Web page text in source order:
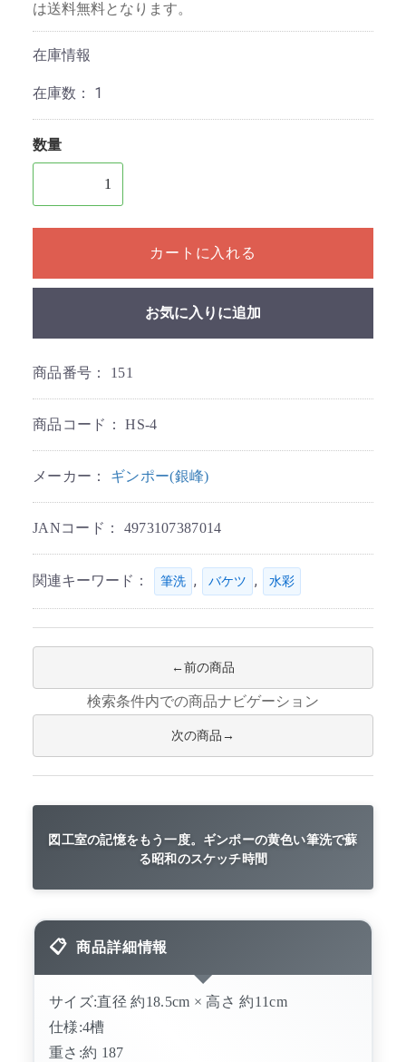
は送料無料となります。
在庫情報
在庫数： 1
数量
1個以上の数量を入力してください
カートに入れる
お気に入りに追加
商品番号： 151
商品コード：HS-4
メーカー： ギンポー(銀峰)
JANコード： 4973107387014
関連キーワード： 筆洗 , バケツ , 水彩
前の商品
検索条件内での商品ナビゲーション
次の商品
図工室の記憶をもう一度。ギンポーの黄色い筆洗で蘇
る昭和のスケッチ時間
商品詳細情報
サイズ:直径 約18.5cm × 高さ 約11cm
仕様:4槽
重さ:約 187